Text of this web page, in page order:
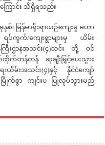
ြောင်း သိရှိရသည်။
၊ မြန်မာရိုးရာယဉ်ကျေးမှု မဟာ
ကွက်/ကျေးရွာများမှ ယိမ်း
ကြီးဌာနအသင်း(၄)သင်း တို့ ဝင်
က်တန်တန် ဆုချီးမြှင့်ပေးသွား
းယိမ်းအသင်း(၄)နှင့် နိုင်ငံကျော်
က်စွာ ကျင်းပ ပြုလုပ်သွားမည်